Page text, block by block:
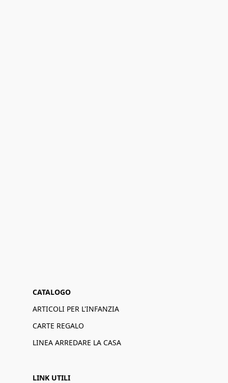
CATALOGO
ARTICOLI PER L'INFANZIA
CARTE REGALO
LINEA ARREDARE LA CASA
LINK UTILI